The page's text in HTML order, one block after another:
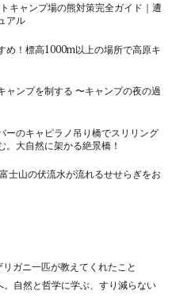
キャンプ場の熊対策完全ガイド｜遭
アル
め！標高1000m以上の場所で高原キ
ャンプを制する 〜キャンプの夜の過
ーのキャピラノ吊り橋でスリリング
。大自然に架かる絶景橋！
士山の伏流水が流れるせせらぎをお
ガニ一匹が教えてくれたこと
自然と哲学に学ぶ、すり減らない